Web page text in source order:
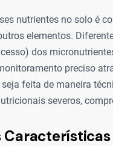
nutrientes no solo é
elementos.
dos
preciso
feita de maneira
severos,
Características